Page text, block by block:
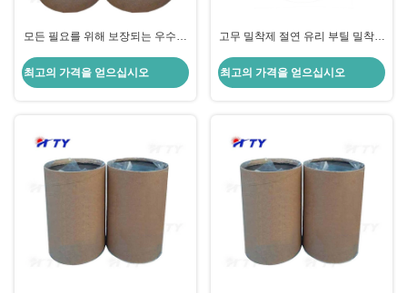
모든 필요를 위해 보장되는 우수한
최고의 가격을 얻으십시오
고무 밀착제 절연 유리 부틸 밀착제
최고의 가격을 얻으십시오